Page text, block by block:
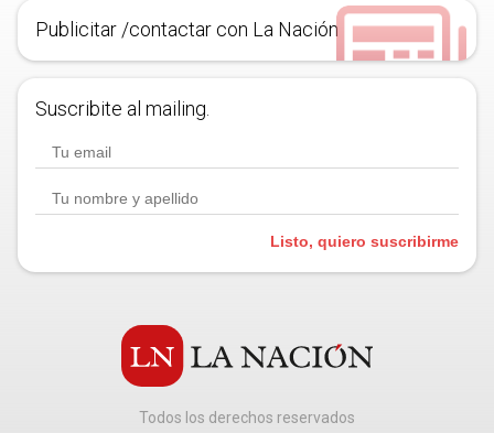
Publicitar /contactar con La Nación
Suscribite al mailing.
Listo, quiero suscribirme
Todos los derechos reservados